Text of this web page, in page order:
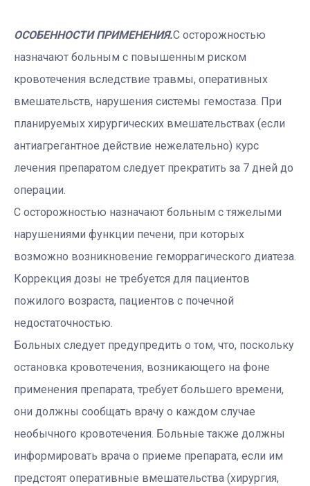
ОСОБЕННОСТИ ПРИМЕНЕНИЯ.С осторожностью
назначают больным с повышенным риском
кровотечения вследствие травмы, оперативных
вмешательств, нарушения системы гемостаза. При
планируемых хирургических вмешательствах (если
антиагрегантное действие нежелательно) курс
лечения препаратом следует прекратить за 7 дней до
операции.
С осторожностью назначают больным с тяжелыми
нарушениями функции печени, при которых
возможно возникновение геморрагического диатеза.
Коррекция дозы не требуется для пациентов
пожилого возраста, пациентов с почечной
недостаточностью.
Больных следует предупредить о том, что, поскольку
остановка кровотечения, возникающего на фоне
применения препарата, требует большего времени,
они должны сообщать врачу о каждом случае
необычного кровотечения. Больные также должны
информировать врача о приеме препарата, если им
предстоят оперативные вмешательства (хирургия,